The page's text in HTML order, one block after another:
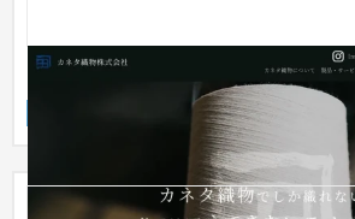
カネタ織物株式会社
51〜100万円